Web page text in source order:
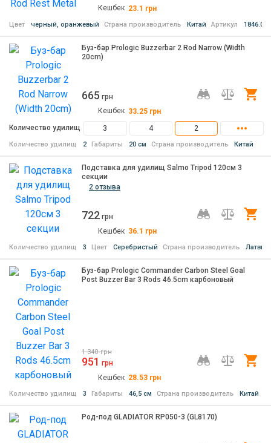
Кешбек 23.1 грн
Цвет черный, оранжевый Страна производитель Китай Артикул
Буз-бар Prologic Buzzerbar 2 Rod Narrow (Width
20cm)
665 грн
Кешбек 33.25 грн
Количество удилищ
3 4 2
Количество удилищ 2 Габариты 20 см Страна производитель Китай
2 отзыва
Подставка для удилищ Salmo Tripod 120см 3
секции
722 грн
Кешбек 36.1 грн
Количество удилищ 3 Цвет Серебристый Страна производитель Латвия
Буз-бар Prologic Commander Carbon Steel Goal
Post Buzzer Bar 3 Rods 46.5cm карбоновый
1 340 грн
951 грн
Кешбек 28.53 грн
Количество удилищ 3 Габариты 46,5 см Страна производитель Китай
Род-под GLADIATOR RP050-3 (GL8170)